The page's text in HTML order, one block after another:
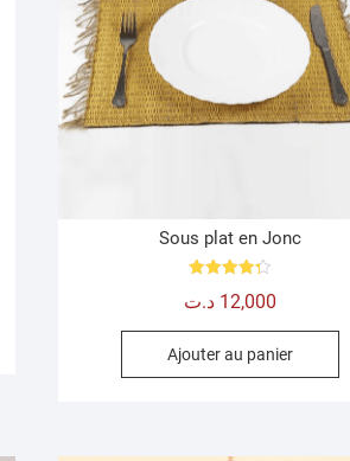
Sous plat en Jonc
4.33
12,000 د.ت
Ajouter au panier